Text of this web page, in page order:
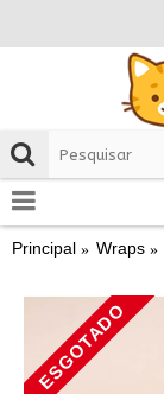
Principal Wraps
ESGOTADO